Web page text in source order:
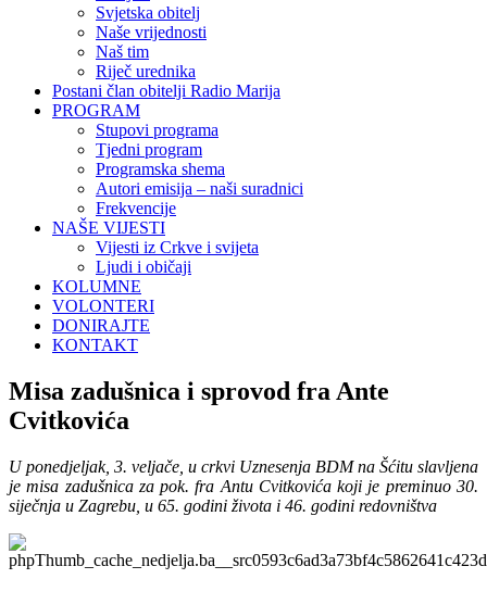
Svjetska obitelj
Naše vrijednosti
Naš tim
Riječ urednika
Postani član obitelji Radio Marija
PROGRAM
Stupovi programa
Tjedni program
Programska shema
Autori emisija – naši suradnici
Frekvencije
NAŠE VIJESTI
Vijesti iz Crkve i svijeta
Ljudi i običaji
KOLUMNE
VOLONTERI
DONIRAJTE
KONTAKT
Misa zadušnica i sprovod fra Ante
Cvitkovića
U ponedjeljak, 3. veljače, u crkvi Uznesenja BDM na Šćitu slavljena
je misa zadušnica za pok. fra Antu Cvitkovića koji je preminuo 30.
siječnja u Zagrebu, u 65. godini života i 46. godini redovništva